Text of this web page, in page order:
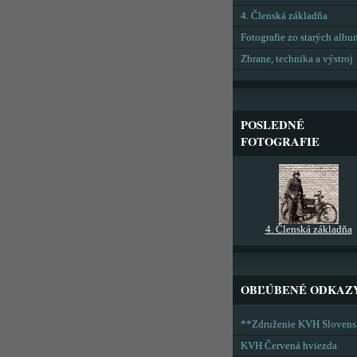
4. Členská základňa
Fotografie zo starých
Zbrane, technika a výstroj
POSLEDNÉ
FOTOGRAFIE
4. Členská základňa
OBĽÚBENÉ
**Združenie KVH
KVH Červená hviezda